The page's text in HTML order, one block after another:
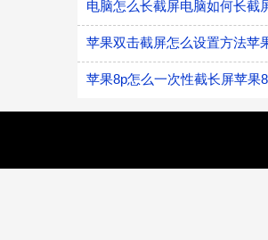
电脑怎么长截屏电脑如何长截
苹果双击截屏怎么设置方法苹
苹果8p怎么一次性截长屏苹果